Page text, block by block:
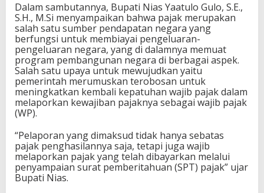
Dalam sambutannya, Bupati Nias Yaatulo Gulo, S.E.,
S.H., M.Si menyampaikan bahwa pajak merupakan
salah satu sumber pendapatan negara yang
berfungsi untuk membiayai pengeluaran-
pengeluaran negara, yang di dalamnya memuat
program pembangunan negara di berbagai aspek.
Salah satu upaya untuk mewujudkan yaitu
pemerintah merumuskan terobosan untuk
meningkatkan kembali kepatuhan wajib pajak dalam
melaporkan kewajiban pajaknya sebagai wajib pajak
(WP).
“Pelaporan yang dimaksud tidak hanya sebatas
pajak penghasilannya saja, tetapi juga wajib
melaporkan pajak yang telah dibayarkan melalui
penyampaian surat pemberitahuan (SPT) pajak” ujar
Bupati Nias.